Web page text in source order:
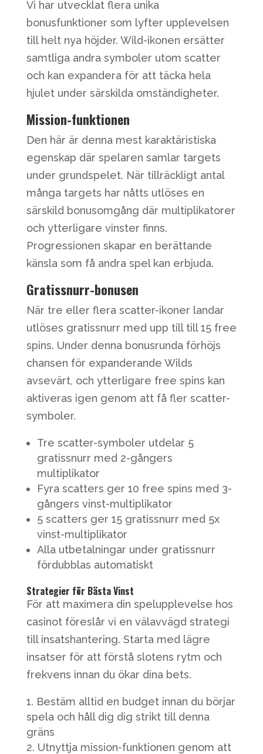
Vi har utvecklat flera unika
bonusfunktioner som lyfter upplevelsen
till helt nya höjder. Wild-ikonen ersätter
samtliga andra symboler utom scatter
och kan expandera för att täcka hela
hjulet under särskilda omständigheter.
Mission-funktionen
Den här är denna mest karaktäristiska
egenskap där spelaren samlar targets
under grundspelet. När tillräckligt antal
många targets har nåtts utlöses en
särskild bonusomgång där multiplikatorer
och ytterligare vinster finns.
Progressionen skapar en berättande
känsla som få andra spel kan erbjuda.
Gratissnurr-bonusen
När tre eller flera scatter-ikoner landar
utlöses gratissnurr med upp till till 15 free
spins. Under denna bonusrunda förhöjs
chansen för expanderande Wilds
avsevärt, och ytterligare free spins kan
aktiveras igen genom att få fler scatter-
symboler.
Tre scatter-symboler utdelar 5
gratissnurr med 2-gångers
multiplikator
Fyra scatters ger 10 free spins med 3-
gångers vinst-multiplikator
5 scatters ger 15 gratissnurr med 5x
vinst-multiplikator
Alla utbetalningar under gratissnurr
fördubblas automatiskt
Strategier för Bästa Vinst
För att maximera din spelupplevelse hos
casinot föreslår vi en välavvägd strategi
till insatshantering. Starta med lägre
insatser för att förstå slotens rytm och
frekvens innan du ökar dina bets.
Bestäm alltid en budget innan du börjar
spela och håll dig dig strikt till denna
gräns
Utnyttja mission-funktionen genom att